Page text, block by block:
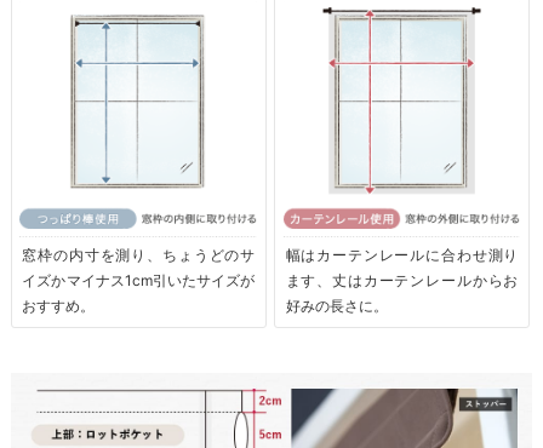
窓枠の内寸を測り、ちょうどのサ
イズかマイナス1cm引いたサイズが
おすすめ。
幅はカーテンレールに合わせ測り
ます、丈はカーテンレールからお
好みの長さに。